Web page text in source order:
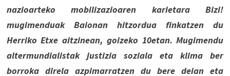
nazioarteko mobilizazioaren karietara Bizi!
mugimenduak Baionan hitzordua finkatzen du
Herriko Etxe aitzinean, goizeko 10etan. Mugimendu
altermundialistak justizia soziala eta klima ber
borroka direla azpimarratzen du bere deian eta